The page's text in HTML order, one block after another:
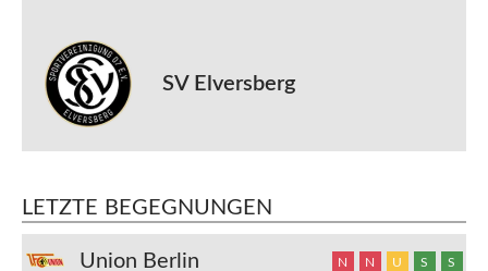
SV Elversberg
LETZTE BEGEGNUNGEN
Union Berlin N N U S S